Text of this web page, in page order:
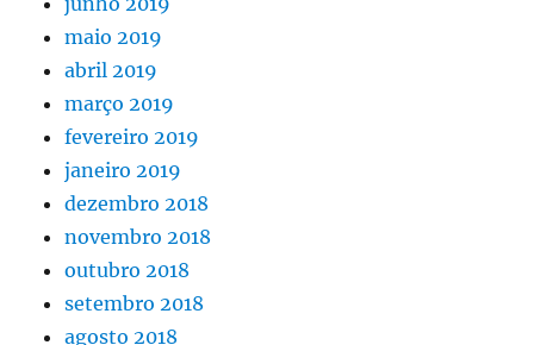
maio 2019
abril 2019
março 2019
fevereiro 2019
janeiro 2019
dezembro 2018
novembro 2018
outubro 2018
setembro 2018
agosto 2018